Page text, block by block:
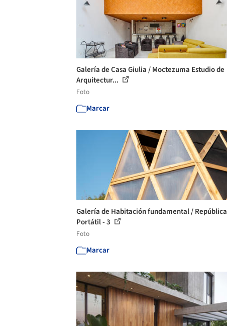
Galería de Casa Giulia / Moctezuma Estudio de
Arquitectur...
Foto
Marcar
Galería de Habitación fundamental / República
Portátil - 3
Foto
Marcar